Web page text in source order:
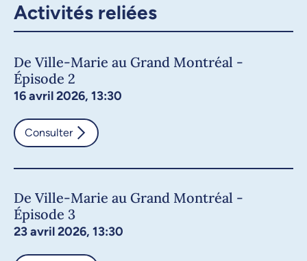
Activités reliées
De Ville-Marie au Grand Montréal -
Épisode 2
16 avril 2026, 13:30
Consulter
De Ville-Marie au Grand Montréal -
Épisode 3
23 avril 2026, 13:30